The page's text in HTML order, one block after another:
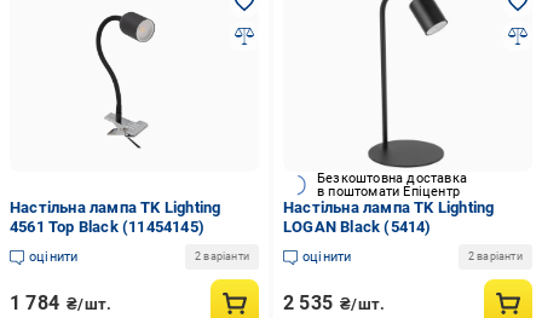
Настільна лампа TK Lighting
4561 Top Black (11454145)
оцінити 2 варіанти
1 784 ₴/шт.
Безкоштовна доставка
в поштомати Епіцентр
Настільна лампа TK Lighting
LOGAN Black (5414)
оцінити 2 варіанти
2 535 ₴/шт.